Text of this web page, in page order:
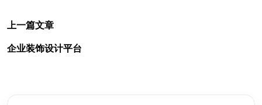
上一篇文章
企业装饰设计平台